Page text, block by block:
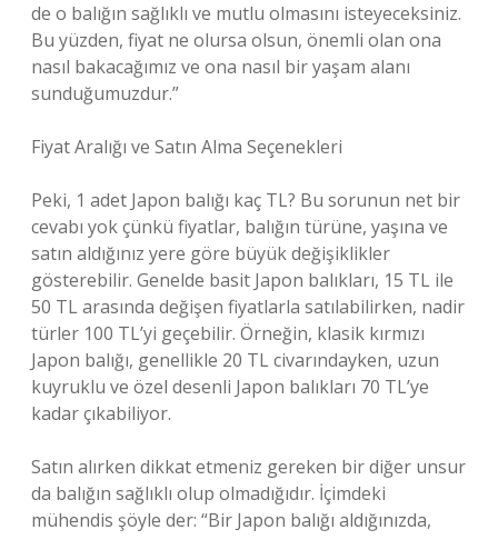
de o balığın sağlıklı ve mutlu olmasını isteyeceksiniz.
Bu yüzden, fiyat ne olursa olsun, önemli olan ona
nasıl bakacağımız ve ona nasıl bir yaşam alanı
sunduğumuzdur.”
Fiyat Aralığı ve Satın Alma Seçenekleri
Peki, 1 adet Japon balığı kaç TL? Bu sorunun net bir
cevabı yok çünkü fiyatlar, balığın türüne, yaşına ve
satın aldığınız yere göre büyük değişiklikler
gösterebilir. Genelde basit Japon balıkları, 15 TL ile
50 TL arasında değişen fiyatlarla satılabilirken, nadir
türler 100 TL’yi geçebilir. Örneğin, klasik kırmızı
Japon balığı, genellikle 20 TL civarındayken, uzun
kuyruklu ve özel desenli Japon balıkları 70 TL’ye
kadar çıkabiliyor.
Satın alırken dikkat etmeniz gereken bir diğer unsur
da balığın sağlıklı olup olmadığıdır. İçimdeki
mühendis şöyle der: “Bir Japon balığı aldığınızda,